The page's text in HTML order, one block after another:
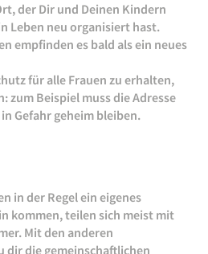
der Dir und Deinen Kindern
Leben neu organisiert hast.
empfinden es bald als ein neues
für alle Frauen zu erhalten,
zum Beispiel muss die Adresse
Gefahr geheim bleiben.
in der Regel ein eigenes
kommen, teilen sich meist mit
Mit den anderen
dir die gemeinschaftlichen